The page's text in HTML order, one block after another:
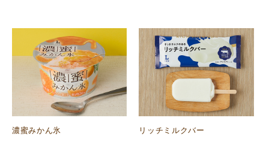
濃蜜みかん氷
リッチミルクバー